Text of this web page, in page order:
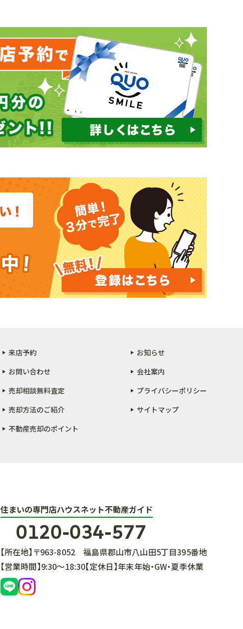
来店予約
お問い合わせ
売却相談無料査定
売却方法のご紹介
不動産売却のポイント
お知らせ
会社案内
プライバシーポリシー
サイトマップ
住まいの専門店ハウスネット不動産ガイド
0120-034-577
【所在地】 〒963-8052
福島県郡山市八山田5丁目395番地
【営業時間】9:30～18:30【定休日】年末年始・GW・夏季休業